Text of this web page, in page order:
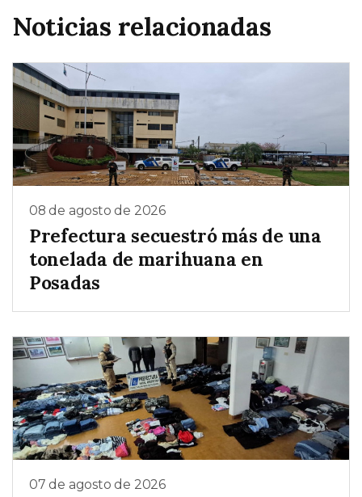
Noticias relacionadas
08 de agosto de 2026
Prefectura secuestró más de una
tonelada de marihuana en
Posadas
07 de agosto de 2026